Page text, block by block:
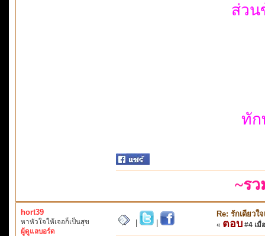
ส่วน
ทัก
~ร
hort39
หาหัวใจให้เจอก็เป็นสุข
ผู้ดูแลบอร์ด
Re: รักเดียวใ
« ตอบ #4 เมื่